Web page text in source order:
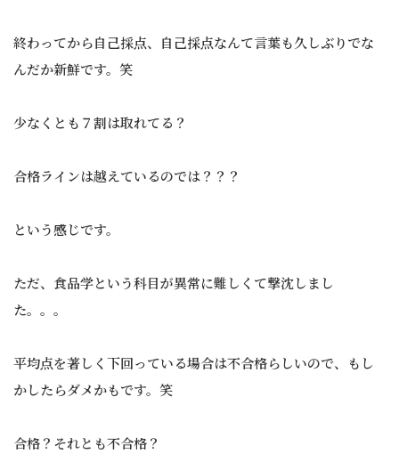
終わってから自己採点、自己採点なんて言葉も久しぶりでな
んだか新鮮です。笑
少なくとも７割は取れてる？
合格ラインは越えているのでは？？？
という感じです。
ただ、食品学という科目が異常に難しくて撃沈しまし
た。。。
平均点を著しく下回っている場合は不合格らしいので、もし
かしたらダメかもです。笑
合格？それとも不合格？